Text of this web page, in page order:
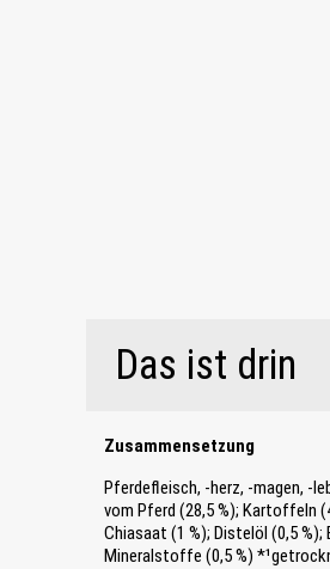
Das ist drin
Zusammensetzung
Pferdefleisch, -herz, -magen, -
vom Pferd (28,5 %); Kartoffeln
Chiasaat (1 %); Distelöl (0,5 %);
Mineralstoffe (0,5 %)